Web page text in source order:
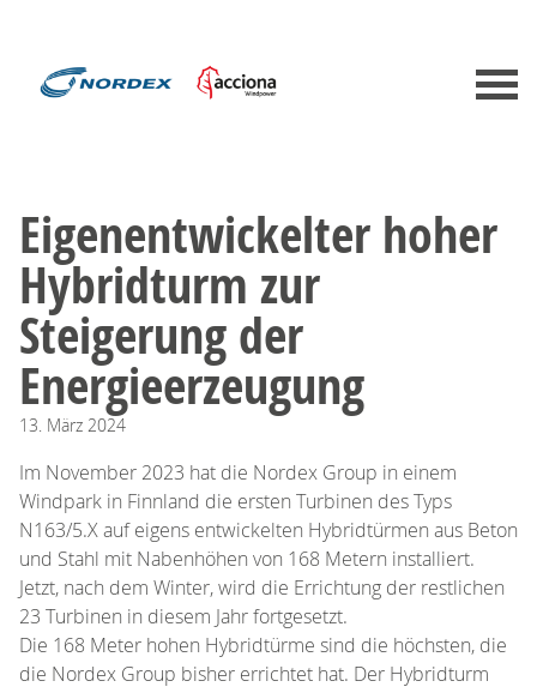
Eigenentwickelter hoher
Hybridturm zur
Steigerung der
Energieerzeugung
13. März 2024
Im November 2023 hat die Nordex Group in einem
Windpark in Finnland die ersten Turbinen des Typs
N163/5.X auf eigens entwickelten Hybridtürmen aus Beton
und Stahl mit Nabenhöhen von 168 Metern installiert.
Jetzt, nach dem Winter, wird die Errichtung der restlichen
23 Turbinen in diesem Jahr fortgesetzt.
Die 168 Meter hohen Hybridtürme sind die höchsten, die
die Nordex Group bisher errichtet hat. Der Hybridturm